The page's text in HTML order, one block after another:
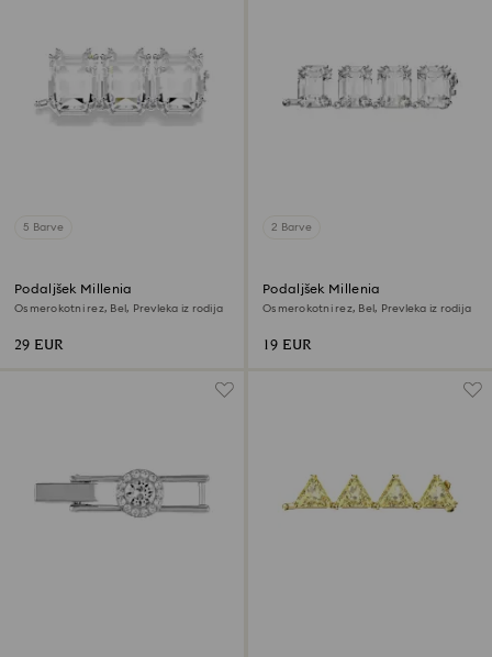
5 Barve
Podaljšek Millenia
Osmerokotni rez, Bel, Prevleka iz rodija
29 EUR
2 Barve
Podaljšek Millenia
Osmerokotni rez, Bel, Prevleka iz rodija
19 EUR